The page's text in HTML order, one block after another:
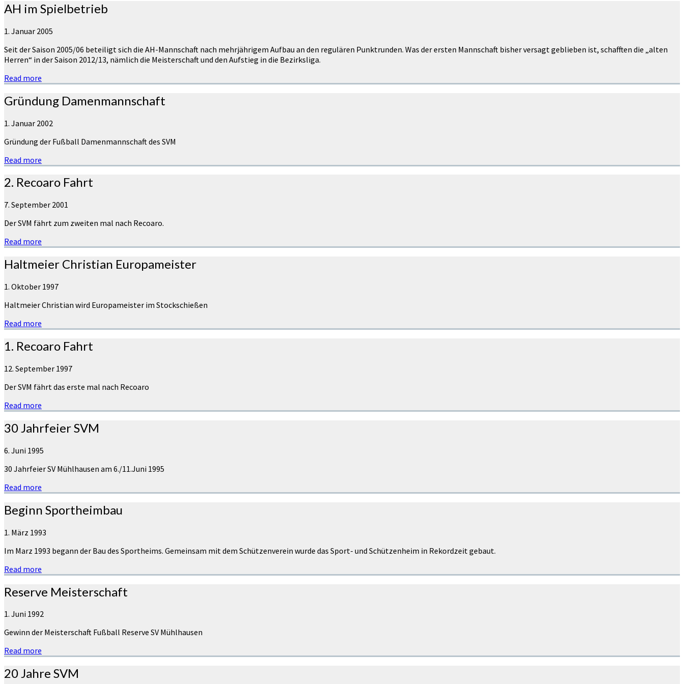
AH im Spielbetrieb
1. Januar 2005
Seit der Saison 2005/06 beteiligt sich die AH-Mannschaft nach mehrjährigem Aufbau an den regulären Punktrunden. Was der ersten Mannschaft bisher versagt geblieben ist, schafften die „alten
Herren“ in der Saison 2012/13, nämlich die Meisterschaft und den Aufstieg in die Bezirksliga.
Read more
Gründung Damenmannschaft
1. Januar 2002
Gründung der Fußball Damenmannschaft des SVM
Read more
2. Recoaro Fahrt
7. September 2001
Der SVM fährt zum zweiten mal nach Recoaro.
Read more
Haltmeier Christian Europameister
1. Oktober 1997
Haltmeier Christian wird Europameister im Stockschießen
Read more
1. Recoaro Fahrt
12. September 1997
Der SVM fährt das erste mal nach Recoaro
Read more
30 Jahrfeier SVM
6. Juni 1995
30 Jahrfeier SV Mühlhausen am 6./11.Juni 1995
Read more
Beginn Sportheimbau
1. März 1993
Im Marz 1993 begann der Bau des Sportheims. Gemeinsam mit dem Schützenverein wurde das Sport- und Schützenheim in Rekordzeit gebaut.
Read more
Reserve Meisterschaft
1. Juni 1992
Gewinn der Meisterschaft Fußball Reserve SV Mühlhausen
Read more
20 Jahre SVM